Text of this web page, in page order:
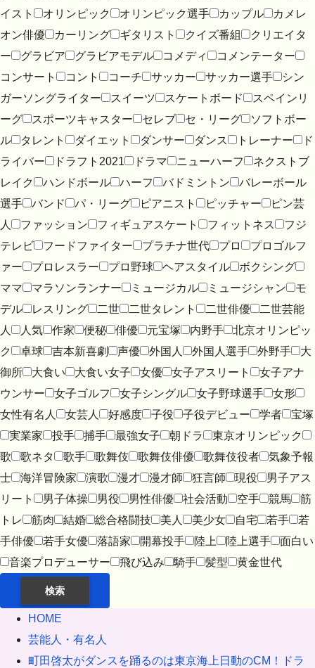
イスト
オリンピック オリンピック選手 カップル
カメレ
オン俳優
カーリング ギタリスト クイズ番組
クリエイタ
ー
グラビア グラビアモデル コメディ
コメンテーター
コンサート
コント コーチ サッカー サッカー選手
シン
ガーソングライター
スイーツ スケートボード
スペインリ
ーグ
スポーツキャスター セレブ セ・リーグ
ソフトボー
ル
タレント ダイエット ダンサー ダンス トレーナー
ド
ライバー
ドラフト2021 ドラマ ニューハーフ
ネクストブ
レイク
ハンドボール ハーフ バドミントン
バレーボール
選手
バンド パ・リーグ ピアニスト ピッチャー
ピン芸
人
ファッション フィギュアスケート フィットネス
フジ
テレビ
フードファイター プラチナ世代 プロ
プロゴルフ
ァー
プロレスラー プロ野球 ヘアスタイル
ボクシング
ママ
マラソンランナー ミュージカル ミュージシャン
モ
デル
レスリング 二世 二世タレント 二世俳優
二世芸能
人
人気 作家 便秘 俳優 元宝塚 内野手
北京オリンピッ
ク
卓球 吉本新喜劇 声優 外国人 外国人選手 外野手
大
御所
大食い 大食い女子 女優 女子アスリート
女子アナ
ウンサー
女子ゴルフ 女子シングル 女子野球選手
女形
女性有名人
女芸人 好感度 子役 子役デビュー 学者
宝塚
実業家
投手 捕手 最強女子 朝ドラ
東京オリンピック
歌
歌ネタ 歌手 歌舞伎 歌舞伎俳優 歌舞伎役者
気象予報
士
海洋冒険家 演歌 漫才 漫才師 狂言師 現役
男子アス
リート
男子体操 男役 男性俳優 社会活動 空手 競馬
筋
トレ
筋肉 結婚 総合格闘技 美人 美少女 自宅 若手
若
手俳優
若手女優 落語家 開幕投手 陸上 陸上選手
面白い
音楽プロデューサー
飛び込み 騎手 髪型 黄金世代
検索
HOME
芸能人・有名人
町田啓太がダンスを踊るのは東京海上日動のCM！ドラ